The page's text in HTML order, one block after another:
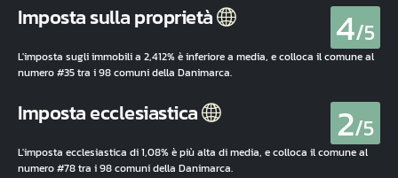
Imposta sulla proprietà 4/5
L'imposta sugli immobili a 2,412% è inferiore a media, e colloca il comune al
numero #35 tra i 98 comuni della Danimarca.
Imposta ecclesiastica 2/5
L'imposta ecclesiastica di 1,08% è più alta di media, e colloca il comune al
numero #78 tra i 98 comuni della Danimarca.